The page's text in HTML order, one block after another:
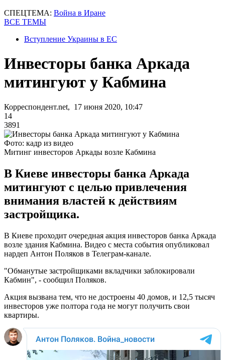
СПЕЦТЕМА: Война в Иране
ВСЕ ТЕМЫ
Вступление Украины в ЕС
Инвесторы банка Аркада
митингуют у Кабмина
Корреспондент.net, 17 июня 2020, 10:47
14
3891
Фото: кадр из видео
Митинг инвесторов Аркады возле Кабмина
В Киеве инвесторы банка Аркада
митингуют с целью привлечения
внимания властей к действиям
застройщика.
В Киеве проходит очередная акция инвесторов банка Аркада
возле здания Кабмина. Видео с места события опубликовал
нардеп Антон Поляков в Телеграм-канале.
"Обманутые застройщиками вкладчики заблокировали
Кабмин", - сообщил Поляков.
Акция вызвана тем, что не достроены 40 домов, и 12,5 тысяч
инвесторов уже полтора года не могут получить свои
квартиры.